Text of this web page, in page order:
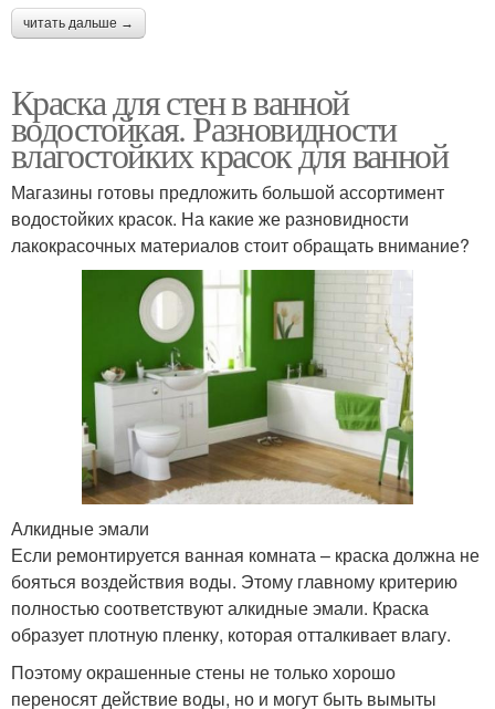
читать дальше →
Краска для стен в ванной
водостойкая. Разновидности
влагостойких красок для ванной
Магазины готовы предложить большой ассортимент
водостойких красок. На какие же разновидности
лакокрасочных материалов стоит обращать внимание?
Алкидные эмали
Если ремонтируется ванная комната – краска должна не
бояться воздействия воды. Этому главному критерию
полностью соответствуют алкидные эмали. Краска
образует плотную пленку, которая отталкивает влагу.
Поэтому окрашенные стены не только хорошо
переносят действие воды, но и могут быть вымыты